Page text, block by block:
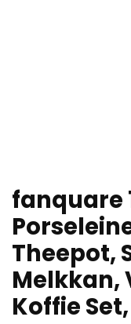
fanquare
Theepot,
Melkkan,
Koffie